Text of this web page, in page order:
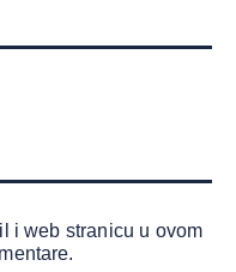
i web stranicu u ovom